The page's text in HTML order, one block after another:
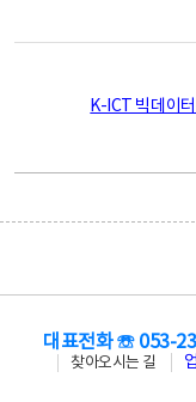
K-ICT 빅데이
대표전화 ☏ 053-
찾아오시는 길